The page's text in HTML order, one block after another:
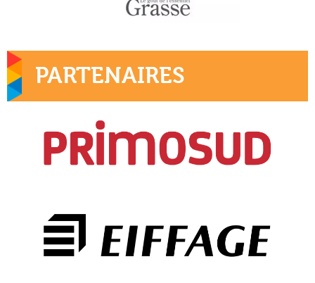
PARTENAIRES